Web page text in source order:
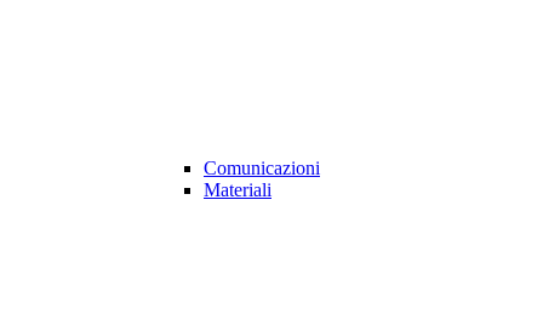
Comunicazioni
Materiali